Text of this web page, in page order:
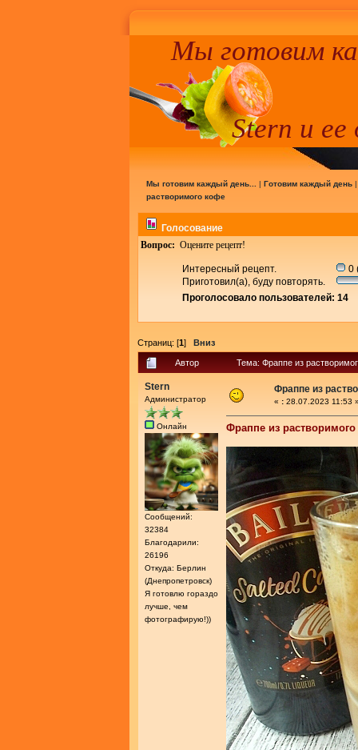
Мы готовим
Stern и ее
Мы готовим каждый день... | Готовим каждый день
растворимого кофе
Голосование
Вопрос: Оцените рецепт!
Интересный рецепт.
0
Приготовил(а), буду повторять.
Проголосовало пользователей: 14
Страниц: [1] Вниз
Автор Тема: Фраппе из
Stern
Администратор
Онлайн
Сообщений:
32384
Благодарили:
26196
Откуда: Берлин
(Днепропетровск)
Я готовлю гораздо
лучше, чем
фотографирую!))
Фраппе из
« : 28.07.2023 11:53
Фраппе из